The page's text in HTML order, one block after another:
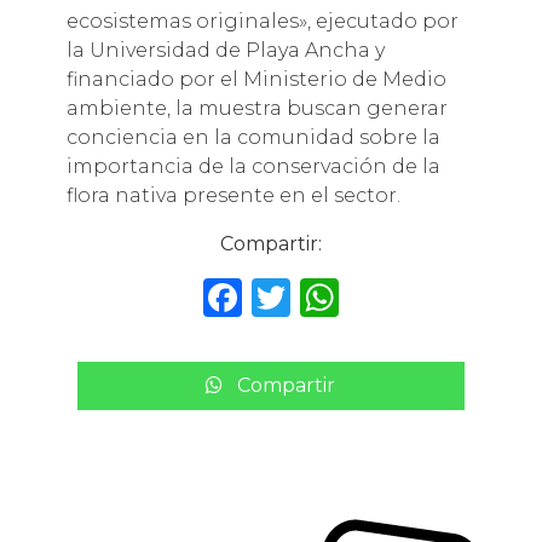
ecosistemas originales», ejecutado por
la Universidad de Playa Ancha y
financiado por el Ministerio de Medio
ambiente, la muestra buscan generar
conciencia en la comunidad sobre la
importancia de la conservación de la
flora nativa presente en el sector.
Compartir:
F
c
e
T
it
te
W
a
ts
p
Compartir